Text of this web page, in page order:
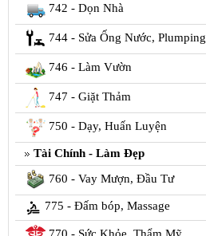
742 - Dọn Nhà
744 - Sửa Ống Nước, Plumping
746 - Làm Vườn
747 - Giặt Thảm
750 - Dạy, Huấn Luyện
Tài Chính - Làm Đẹp
760 - Vay Mượn, Đầu Tư
775 - Đấm bóp, Massage